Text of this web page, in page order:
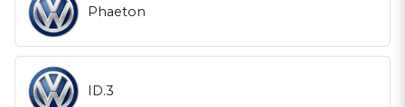
Phaeton
ID.3